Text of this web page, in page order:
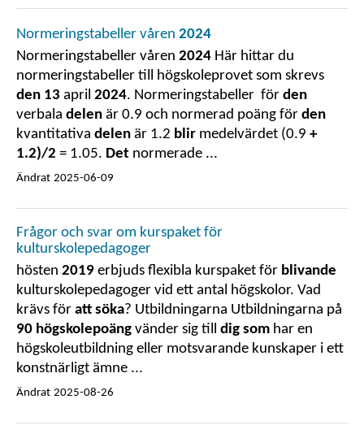
Normeringstabeller våren 2024
Normeringstabeller våren 2024 Här hittar du
normeringstabeller till högskoleprovet som skrevs
den 13 april 2024. Normeringstabeller för den
verbala delen är 0.9 och normerad poäng för den
kvantitativa delen är 1.2 blir medelvärdet (0.9 +
1.2)/2 = 1.05. Det normerade ...
Ändrat 2025-06-09
Frågor och svar om kurspaket för
kulturskolepedagoger
hösten 2019 erbjuds flexibla kurspaket för blivande
kulturskolepedagoger vid ett antal högskolor. Vad
krävs för att söka? Utbildningarna Utbildningarna på
90 högskolepoäng vänder sig till dig som har en
högskoleutbildning eller motsvarande kunskaper i ett
konstnärligt ämne ...
Ändrat 2025-08-26